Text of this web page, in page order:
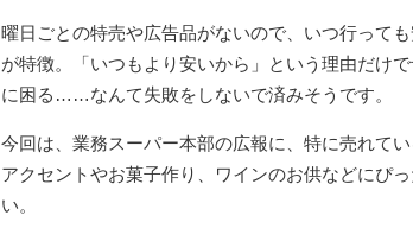
曜日ごとの特売や広告品がないので、いつ行って
が特徴。「いつもより安いから」という理由だけ
に困る……なんて失敗をしないで済みそうです。
今回は、業務スーパー本部の広報に、特に売れて
アクセントやお菓子作り、ワインのお供などにぴ
い。